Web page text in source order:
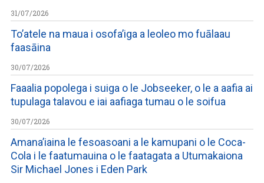
31/07/2026
To’atele na maua i osofa’iga a leoleo mo fuālaau
faasāina
30/07/2026
Faaalia popolega i suiga o le Jobseeker, o le a aafia ai
tupulaga talavou e iai aafiaga tumau o le soifua
30/07/2026
Amana’iaina le fesoasoani a le kamupani o le Coca-
Cola i le faatumauina o le faatagata a Utumakaiona
Sir Michael Jones i Eden Park